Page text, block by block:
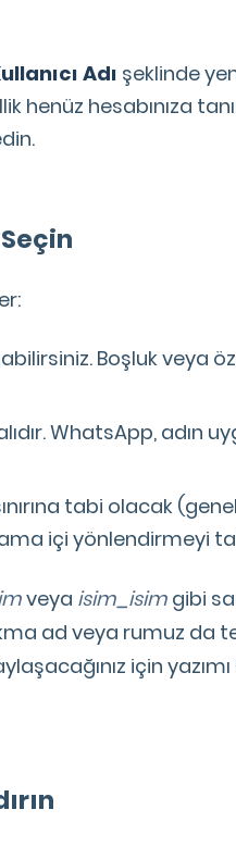
Adı şeklinde
henüz hesabınıza
Boşluk veya
WhatsApp, adın
tabi olacak
içi yönlendirmeyi
veya isim_isim gibi
ad veya rumuz da
için